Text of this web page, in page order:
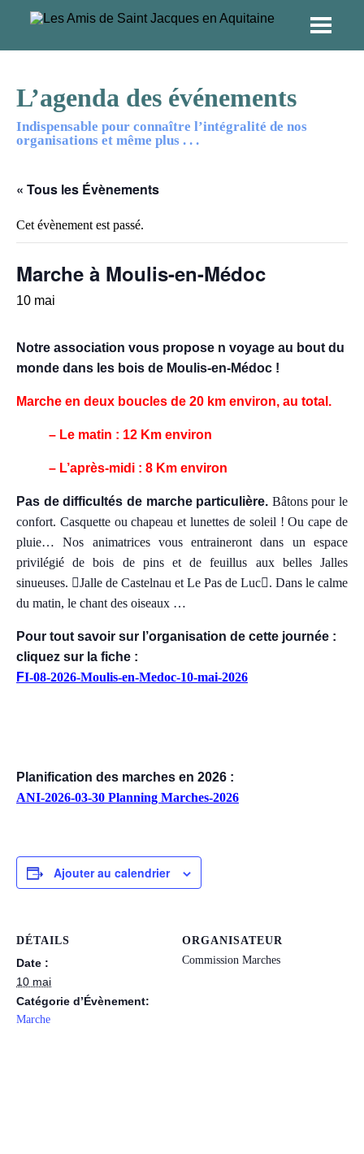
L’agenda des événements
Indispensable pour connaître l’intégralité de nos
organisations et même plus . . .
« Tous les Évènements
Cet évènement est passé.
Marche à Moulis-en-Médoc
10 mai
Notre association vous propose n voyage au bout du
monde dans les bois de Moulis-en-Médoc !
Marche en deux boucles de 20 km environ, au total.
– Le matin : 12 Km environ
– L’après-midi : 8 Km environ
Pas de difficultés de marche particulière. Bâtons pour le
confort. Casquette ou chapeau et lunettes de soleil ! Ou cape de
pluie… Nos animatrices vous entraineront dans un espace
privilégié de bois de pins et de feuillus aux belles Jalles
sinueuses. Jalle de Castelnau et Le Pas de Luc. Dans le calme
du matin, le chant des oiseaux …
Pour tout savoir sur l’organisation de cette journée :
cliquez sur la fiche :
FI-08-2026-Moulis-en-Medoc-10-mai-2026
Planification des marches en 2026 :
ANI-2026-03-30 Planning Marches-2026
Ajouter au calendrier
DÉTAILS
Date :
10 mai
Catégorie d’Évènement:
Marche
ORGANISATEUR
Commission Marches